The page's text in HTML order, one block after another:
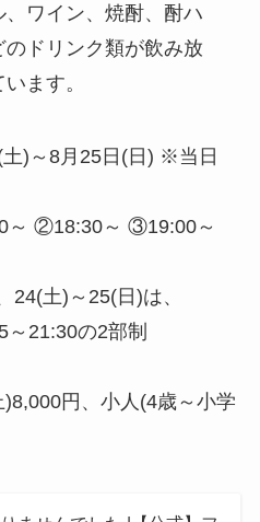
ワイン、焼酎、酎ハ
ドリンク類が飲み放
ます。
)～8月25日(日) ※当日
～ ②18:30～ ③19:00～
土)～25(日)は、
21:30の2部制
円、小人(4歳～小学